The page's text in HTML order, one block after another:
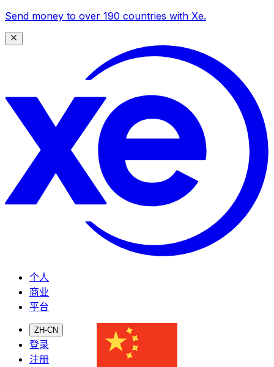
Send money to over 190 countries with Xe.
个人
商业
平台
ZH-CN
登录
注册